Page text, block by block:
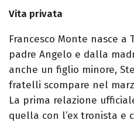
Vita privata
Francesco Monte nasce a
padre Angelo e dalla
anche un figlio minore,
fratelli scompare nel
La prima relazione
quella con l’ex tronista e